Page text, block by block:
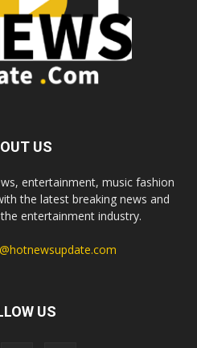
US
entertainment, music fashion
the latest breaking news and
entertainment industry.
US